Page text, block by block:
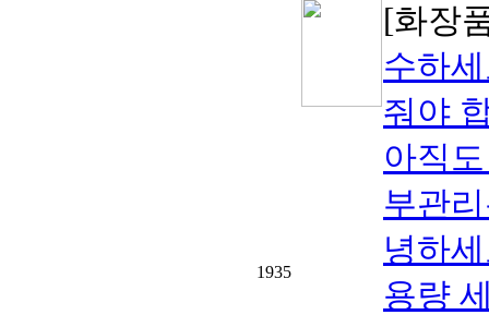
1935
[화장
수하
줘야
아직
부관
녕하
용량